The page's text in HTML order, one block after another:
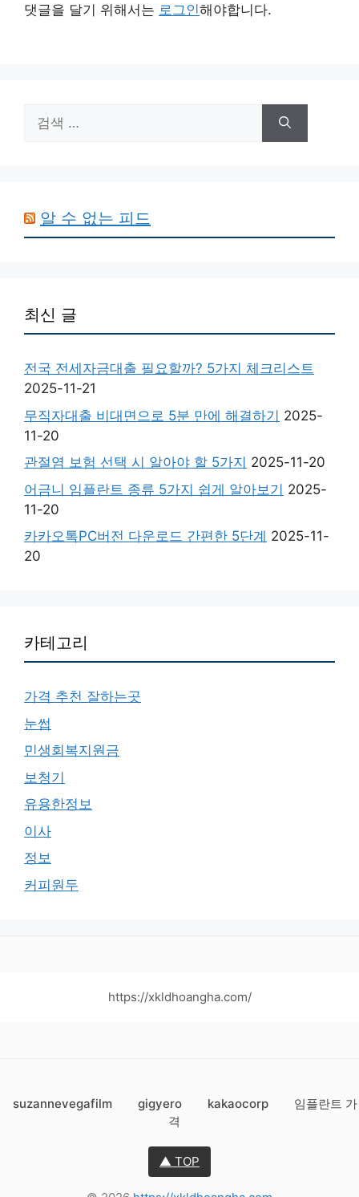
댓글을 달기 위해서는 로그인해야합니다.
색:
알 수 없는 피드
최신 글
전국 전세자금대출 필요할까? 5가지 체크리스트
2025-11-21
무직자대출 비대면으로 5분 만에 해결하기 2025-
11-20
관절염 보험 선택 시 알아야 할 5가지 2025-11-20
어금니 임플란트 종류 5가지 쉽게 알아보기 2025-
11-20
카카오톡PC버전 다운로드 간편한 5단계 2025-11-
20
카테고리
가격 추천 잘하는곳
눈썹
민생회복지원금
보청기
유용한정보
이사
정보
커피원두
https://xkldhoangha.com/
suzannevegafilm gigyero kakaocorp
임플란트 가
격
▲ TOP